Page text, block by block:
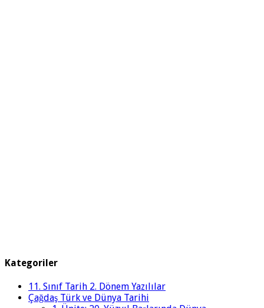
Kategoriler
11. Sınıf Tarih 2. Dönem Yazılılar
Çağdaş Türk ve Dünya Tarihi